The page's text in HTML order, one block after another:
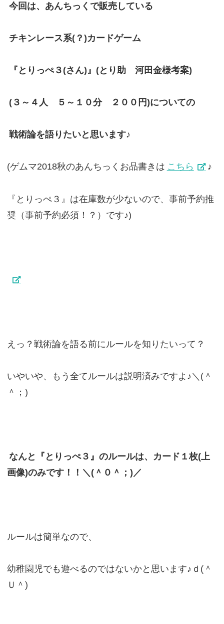
今回は、あんちっくで販売している
チキンレース系(？)カードゲーム
『とりっぺ３(さん)』(とり助 河田金様考案)
(３～４人 ５～１０分 ２００円)についての
戦術論を語りたいと思います♪
(ゲムマ2018秋のあんちっくお品書きは こちら ♪
『とりっぺ３』は在庫数が少ないので、事前予約推
奨（事前予約必須！？）です♪)
えっ？戦術論を語る前にルールを知りたいって？
いやいや、もう全てルールは説明済みですよ♪＼(＾
＾；)
なんと『とりっぺ３』のルールは、カード１枚(上
画像)のみです！！＼(＾０＾；)／
ルールは簡単なので、
幼稚園児でも遊べるのではないかと思います♪ｄ(＾
Ｕ＾)